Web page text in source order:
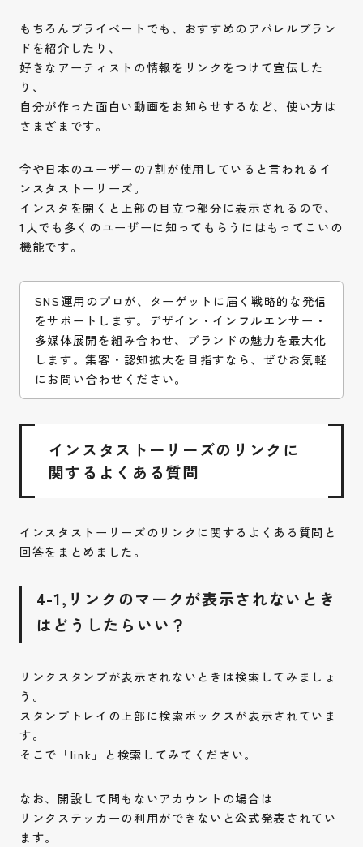
もちろんプライベートでも、おすすめのアパレルブラン
ドを紹介したり、
好きなアーティストの情報をリンクをつけて宣伝した
り、
自分が作った面白い動画をお知らせするなど、使い方は
さまざまです。
今や日本のユーザーの7割が使用していると言われるイ
ンスタストーリーズ。
インスタを開くと上部の目立つ部分に表示されるので、
1人でも多くのユーザーに知ってもらうにはもってこいの
機能です。
SNS運用のプロが、ターゲットに届く戦略的な発信
をサポートします。デザイン・インフルエンサー・
多媒体展開を組み合わせ、ブランドの魅力を最大化
します。集客・認知拡大を目指すなら、ぜひお気軽
にお問い合わせ ください。
インスタストーリーズのリンクに
関するよくある質問
インスタストーリーズのリンクに関するよくある質問と
回答をまとめました。
4-1,リンクのマークが表示されないとき
はどうしたらいい？
リンクスタンプが表示されないときは検索してみましょ
う。
スタンプトレイの上部に検索ボックスが表示されていま
す。
そこで「link」と検索してみてください。
なお、開設して間もないアカウントの場合は
リンクステッカーの利用ができないと公式発表されてい
ます。